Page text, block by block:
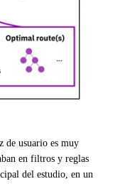
de usuario es muy
en filtros y reglas
del estudio, en un